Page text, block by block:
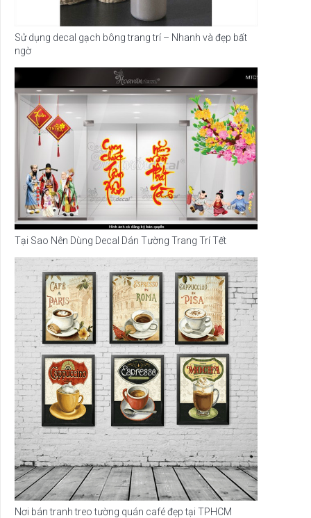
Sử dụng decal gạch bông trang trí – Nhanh và đẹp bất
ngờ
Tại Sao Nên Dùng Decal Dán Tường Trang Trí Tết
Nơi bán tranh treo tường quán café đẹp tại TPHCM